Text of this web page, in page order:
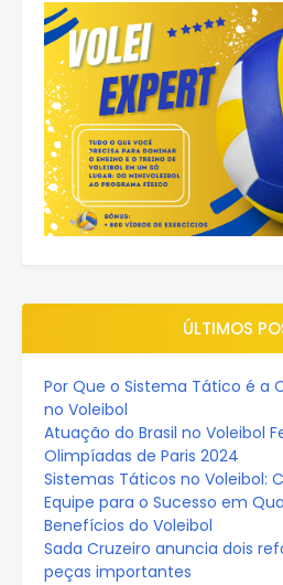
ÚLTIMOS
Por Que o Sistema Tático é a
no Voleibol
Atuação do Brasil no Voleibol
Olimpíadas de Paris 2024
Sistemas Táticos no Voleibol:
Equipe para o Sucesso em
Benefícios do Voleibol
Sada Cruzeiro anuncia dois
peças importantes